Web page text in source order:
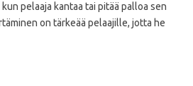
pelaaja kantaa tai pitää palloa sen
on tärkeää pelaajille, jotta he